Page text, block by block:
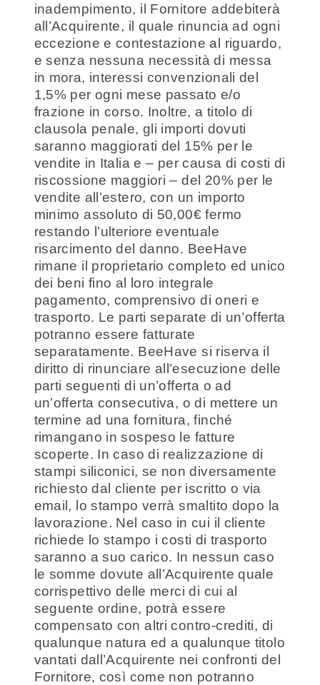
inadempimento, il Fornitore addebiterà
all’Acquirente, il quale rinuncia ad ogni
eccezione e contestazione al riguardo,
e senza nessuna necessità di messa
in mora, interessi convenzionali del
1,5% per ogni mese passato e/o
frazione in corso. Inoltre, a titolo di
clausola penale, gli importi dovuti
saranno maggiorati del 15% per le
vendite in Italia e – per causa di costi di
riscossione maggiori – del 20% per le
vendite all’estero, con un importo
minimo assoluto di 50,00€ fermo
restando l’ulteriore eventuale
risarcimento del danno. BeeHave
rimane il proprietario completo ed unico
dei beni fino al loro integrale
pagamento, comprensivo di oneri e
trasporto. Le parti separate di un’offerta
potranno essere fatturate
separatamente. BeeHave si riserva il
diritto di rinunciare all’esecuzione delle
parti seguenti di un’offerta o ad
un’offerta consecutiva, o di mettere un
termine ad una fornitura, finché
rimangano in sospeso le fatture
scoperte. In caso di realizzazione di
stampi siliconici, se non diversamente
richiesto dal cliente per iscritto o via
email, lo stampo verrà smaltito dopo la
lavorazione. Nel caso in cui il cliente
richiede lo stampo i costi di trasporto
saranno a suo carico. In nessun caso
le somme dovute all’Acquirente quale
corrispettivo delle merci di cui al
seguente ordine, potrà essere
compensato con altri contro-crediti, di
qualunque natura ed a qualunque titolo
vantati dall’Acquirente nei confronti del
Fornitore, così come non potranno